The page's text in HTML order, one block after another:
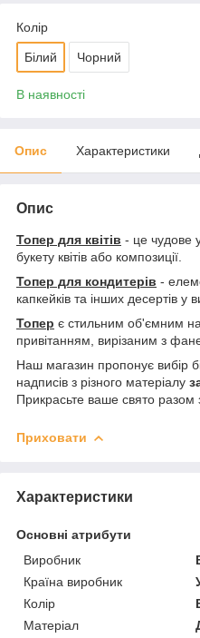
Колір
Білий Чорний
В наявності
Опис Характеристики
Опис
Топер для квітів - це чудове
букету квітів або композиції.
Топер для кондитерів -
капкейків та інших десертів у
Топер є стильним об'ємним
привітанням, вирізаним з
Наш магазин пропонує вибір
надписів з різного матеріалу
Прикрасьте ваше свято разом
Приховати
Характеристики
Основні атрибути
Виробник
Країна виробник
Колір
Матеріал